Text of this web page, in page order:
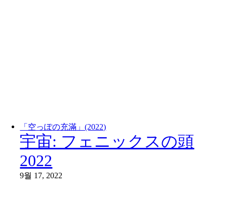
「空っぽの充滿」(2022)
宇宙: フェニックスの頭
2022
9월 17, 2022